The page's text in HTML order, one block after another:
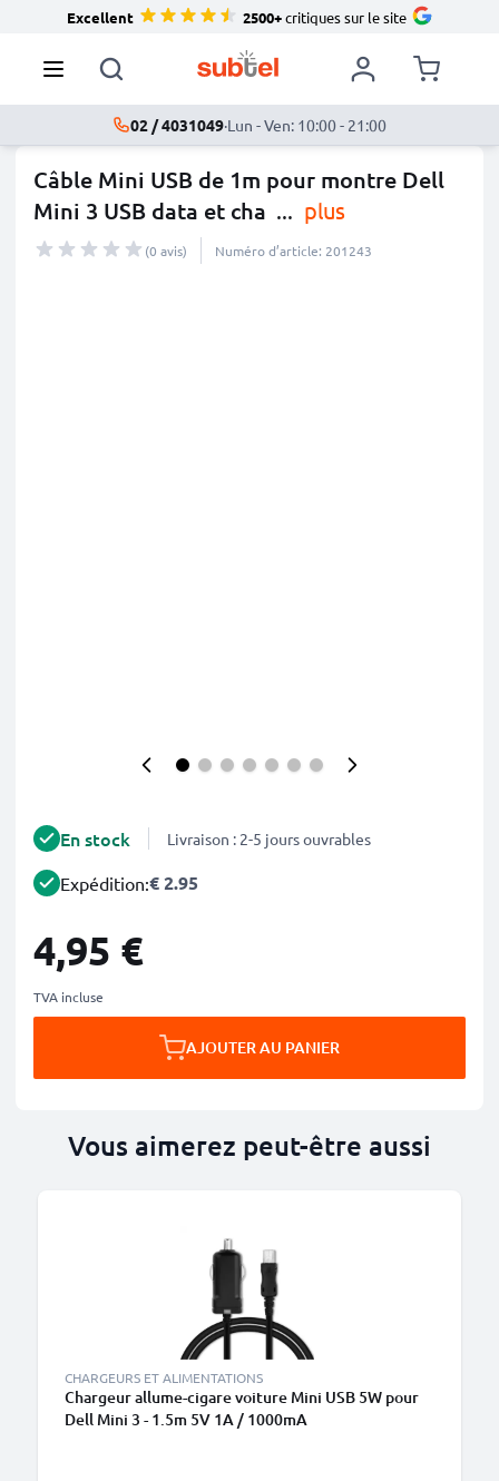
Excellent 2500+critiques sur le site
02 / 4031049·Lun - Ven: 10:00 - 21:00
Câble Mini USB de 1m pour montre Dell
Mini 3 USB data et cha ... plus
(0 avis) Numéro d’article: 201243
En stock Livraison : 2-5 jours ouvrables
Expédition:€ 2.95
4,95 €
TVA incluse
AJOUTER AU PANIER
Vous aimerez peut-être aussi
CHARGEURS ET ALIMENTATIONS
Chargeur allume-cigare voiture Mini USB 5W pour
Dell Mini 3 - 1.5m 5V 1A / 1000mA